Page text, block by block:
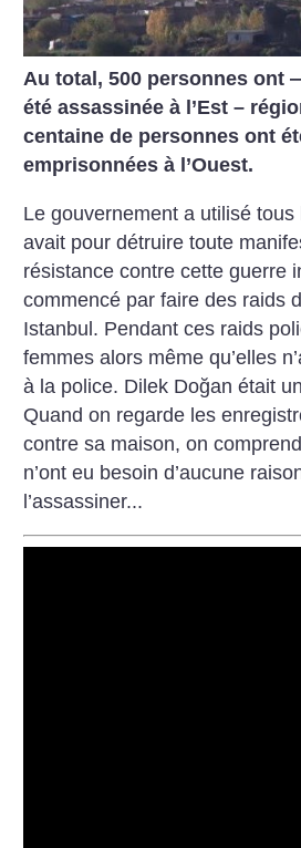
Au total, 500 personnes ont
été assassinée à l’Est –
centaine de personnes ont
emprisonnées à l’Ouest.
Le gouvernement a utilisé tous
avait pour détruire toute
résistance contre cette guerre
commencé par faire des raids
Istanbul. Pendant ces raids
femmes alors même qu’elles
à la police. Dilek Doğan était
Quand on regarde les
contre sa maison, on
n’ont eu besoin d’aucune
l’assassiner...